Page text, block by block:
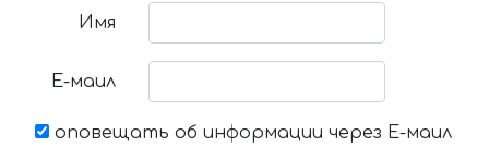
Имя
Е-маил
оповещать об информации через Е-маил